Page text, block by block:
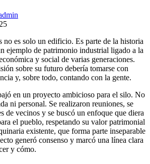
no es solo un edificio. Es parte de la historia
ejemplo de patrimonio industrial ligado a la
y social de varias generaciones.
sobre su futuro debería tomarse con
y, sobre todo, contando con la gente.
en un proyecto ambicioso para el silo. No
ni personal. Se realizaron reuniones, se
de vecinos y se buscó un enfoque que diera
el pueblo, respetando su valor patrimonial
existente, que forma parte inseparable
generó consenso y marcó una línea clara
y cómo.